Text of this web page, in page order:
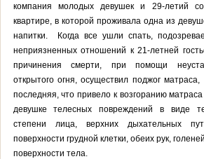
компания молодых девушек и 29-летий
квартире, в которой проживала одна из
напитки. Когда все ушли спать,
неприязненных отношений к 21-летней
причинения смерти, при помощи
открытого огня, осуществил поджог
последняя, что привело к возгоранию
девушке телесных повреждений в виде
степени лица, верхних дыхательных
поверхности грудной клетки, обеих рук,
поверхности тела.